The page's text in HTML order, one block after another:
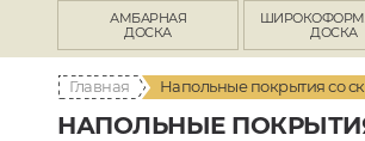
АМБАРНАЯ
ДОСКА
ДОСКА
Главная Напольные покрытия со
НАПОЛЬНЫЕ